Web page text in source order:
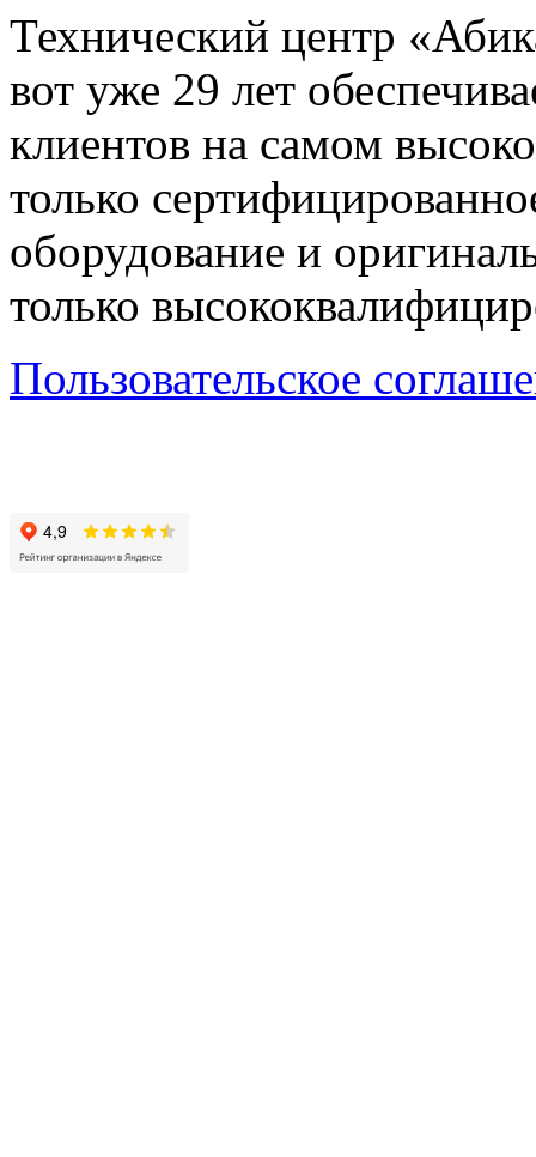
Технический центр
вот уже 29 лет
клиентов на самом
только
оборудование и
только
Пользовательское